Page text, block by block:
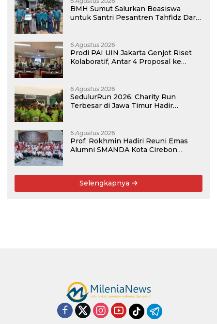
BMH Sumut Salurkan Beasiswa
untuk Santri Pesantren Tahfidz Darul
6 Agustus 2026
Prodi PAI UIN Jakarta Genjot Riset
Kolaboratif, Antar 4 Proposal ke
6 Agustus 2026
SedulurRun 2026: Charity Run
Terbesar di Jawa Timur Hadir
Guru Honorer
6 Agustus 2026
Prof. Rokhmin Hadiri Reuni Emas
Alumni SMANDA Kota Cirebon
Selengkapnya